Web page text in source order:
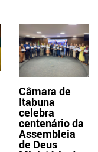
Câmara de
Itabuna
celebra
centenário da
Assembleia
de Deus